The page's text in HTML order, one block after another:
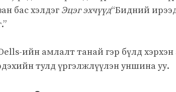
бас хэлдэг Эцэг эхчүүд“Бидний
ийн амлалт танай гэр бүлд
тулд үргэлжлүүлэн уншина уу.